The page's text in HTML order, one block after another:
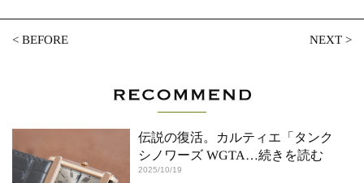
<BEFORE NEXT>
伝説の復活。カルティエ「タンク
シノワーズ WGTA …続きを読む
2025/10/19